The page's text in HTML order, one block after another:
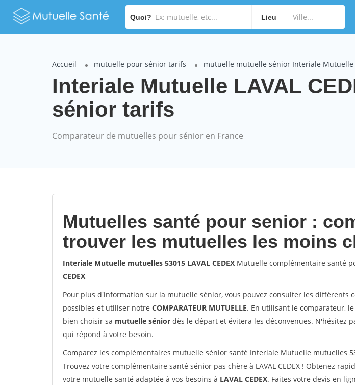
Quoi? Lieu
Accueil mutuelle pour sénior tarifs mutuelle mutuelle sénior Interiale Mutuelle
Interiale Mutuelle LAVAL
sénior tarifs
Comparateur de mutuelles pour sénior en France
Mutuelles santé pour senior :
trouver les mutuelles les moins
Interiale Mutuelle mutuelles 53015 LAVAL CEDEX Mutuelle complémentaire santé
CEDEX
Pour plus d'information sur la mutuelle sénior, vous pouvez consulter les différents
possibles et utiliser notre COMPARATEUR MUTUELLE. En utilisant le comparateur,
bien choisir sa mutuelle sénior dès le départ et évitera les déconvenues. N'hésitez
qui répond à votre besoin.
Comparez les complémentaires mutuelle sénior santé Interiale Mutuelle mutuelles
Trouvez votre complémentaire santé sénior pas chère à LAVAL CEDEX ! Obtenez
votre mutuelle santé adaptée à vos besoins à LAVAL CEDEX. Faites votre devis en